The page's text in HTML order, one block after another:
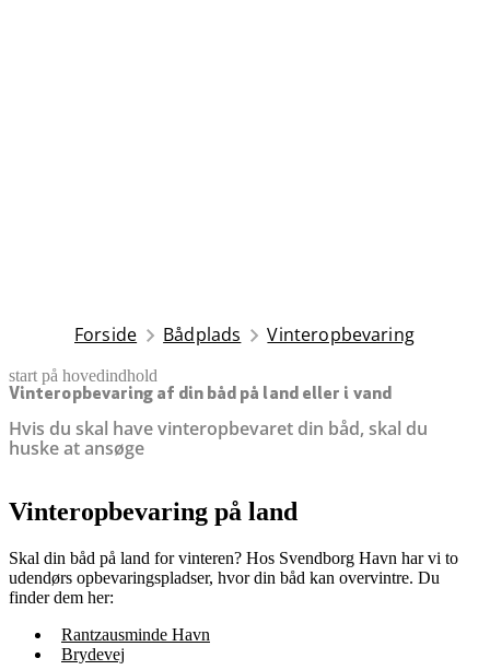
Forside Bådplads Vinteropbevaring
start på hovedindhold
Vinteropbevaring af din båd på land eller i vand
Hvis du skal have vinteropbevaret din båd, skal du
huske at ansøge
senest opdateret 7. april 2026
Vinteropbevaring på land
Skal din båd på land for vinteren? Hos Svendborg Havn har vi to
udendørs opbevaringspladser, hvor din båd kan overvintre. Du
finder dem her:
Rantzausminde Havn
Brydevej